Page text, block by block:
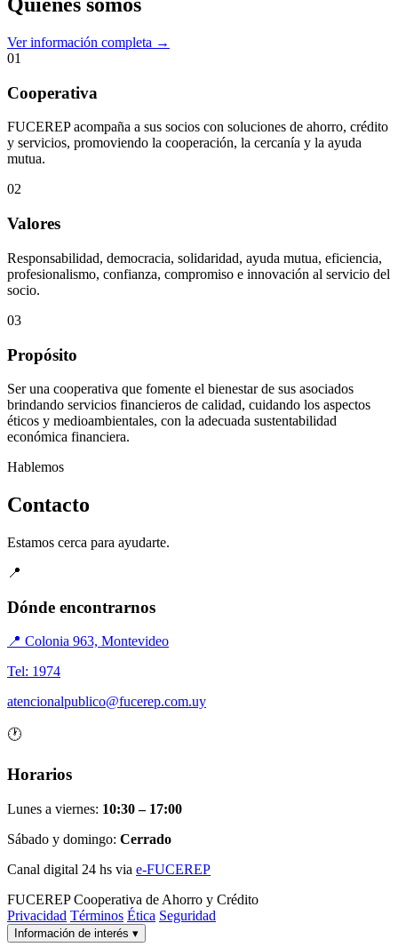
Ver información completa →
01
Cooperativa
FUCEREP acompaña a sus socios con soluciones de ahorro, crédito
y servicios, promoviendo la cooperación, la cercanía y la ayuda
mutua.
02
Valores
Responsabilidad, democracia, solidaridad, ayuda mutua, eficiencia,
profesionalismo, confianza, compromiso e innovación al servicio del
socio.
03
Propósito
Ser una cooperativa que fomente el bienestar de sus asociados
brindando servicios financieros de calidad, cuidando los aspectos
éticos y medioambientales, con la adecuada sustentabilidad
económica financiera.
Hablemos
Contacto
Estamos cerca para ayudarte.
📍
Dónde encontrarnos
📍 Colonia 963, Montevideo
Tel: 1974
atencionalpublico@fucerep.com.uy
🕐
Horarios
Lunes a viernes: 10:30 – 17:00
Sábado y domingo: Cerrado
Canal digital 24 hs via e-FUCEREP
FUCEREP Cooperativa de Ahorro y Crédito
Privacidad Términos Ética Seguridad
Información de interés ▾